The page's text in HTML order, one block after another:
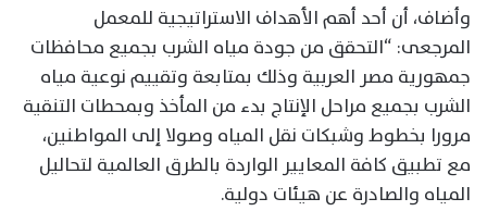
وأضاف، أن أحد أهم الأهداف الاستراتيجية للمعمل
المرجعى: “التحقق من جودة مياه الشرب بجميع محافظات
جمهورية مصر العربية وذلك بمتابعة وتقييم نوعية مياه
الشرب بجميع مراحل الإنتاج بدء من المأخذ وبمحطات التنقية
مرورا بخطوط وشبكات نقل المياه وصولا إلى المواطنين،
مع تطبيق كافة المعايير الواردة بالطرق العالمية لتحاليل
المياه والصادرة عن هيئات دولية.